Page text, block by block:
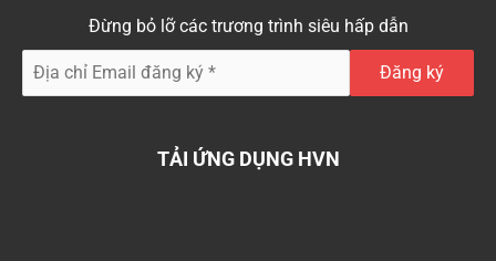
Đừng bỏ lỡ các trương trình siêu hấp dẫn
TẢI ỨNG DỤNG HVN